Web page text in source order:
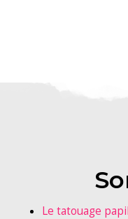
Le tatouage